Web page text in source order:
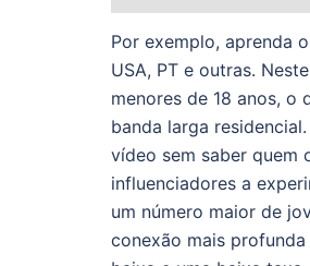
Por exemplo, aprenda
USA, PT e outras.
menores de 18 anos,
banda larga
vídeo sem saber quem
influenciadores a
um número maior de
conexão mais